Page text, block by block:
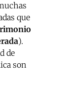
que
).
de
son